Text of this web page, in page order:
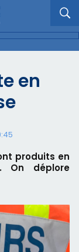
en
produits en
On déplore